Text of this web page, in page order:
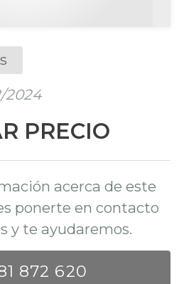
2024
PRECIO
acerca de este
ponerte en contacto
y te ayudaremos.
872 620